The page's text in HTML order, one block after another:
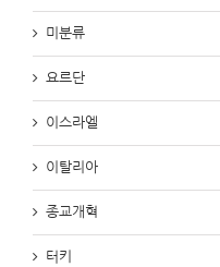
미분류
요르단
이스라엘
이탈리아
종교개혁
터키